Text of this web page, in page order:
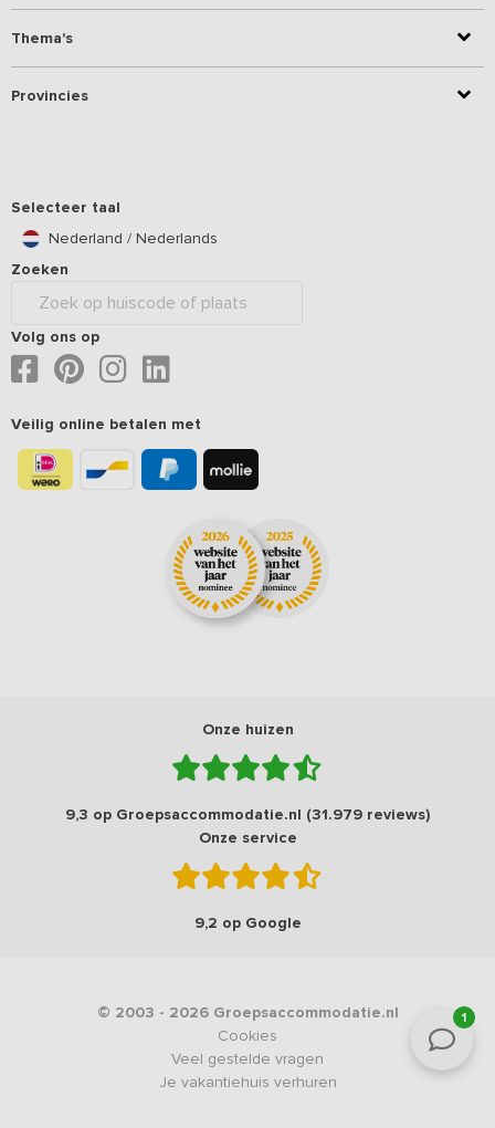
1
Thema's
Provincies
Selecteer taal
Nederland / Nederlands
Zoeken
Volg ons op
Veilig online betalen met
Onze huizen
9,3 op Groepsaccommodatie.nl (31.979 reviews)
Onze service
9,2 op Google
© 2003 - 2026 Groepsaccommodatie.nl
Cookies
Veel gestelde vragen
Je vakantiehuis verhuren